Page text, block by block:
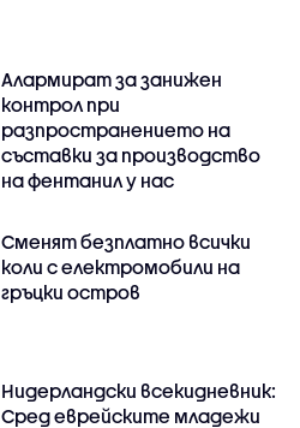
Алармират за занижен
контрол при
разпространението на
съставки за производство
на фентанил у нас
Сменят безплатно всички
коли с електромобили на
гръцки остров
Нидерландски всекидневник:
Сред еврейските младежи